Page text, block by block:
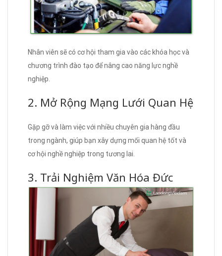
Nhân viên sẽ có cơ hội tham gia vào các khóa học và
chương trình đào tạo để nâng cao năng lực nghề
nghiệp.
2. Mở Rộng Mạng Lưới Quan Hệ
Gặp gỡ và làm việc với nhiều chuyên gia hàng đầu
trong ngành, giúp bạn xây dựng mối quan hệ tốt và
cơ hội nghề nghiệp trong tương lai.
3. Trải Nghiệm Văn Hóa Đức